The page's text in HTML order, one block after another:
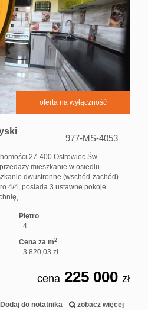
Mieszkania
Domy
Dzialki
Lokale
Zgłoszenia
oferta na wyłączność
977-MS-4053
27-400 Ostrowiec Św.
mieszkanie w osiedlu
dwustronne (wschód-zachód)
4/4, posiada 3 ustawne pokoje
...
Piętro
4
Cena za m2
3 820,03 zł
cena 225 000 zł
Dodaj do notatnika zobacz więcej